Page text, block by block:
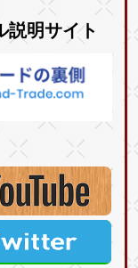
説明サイト